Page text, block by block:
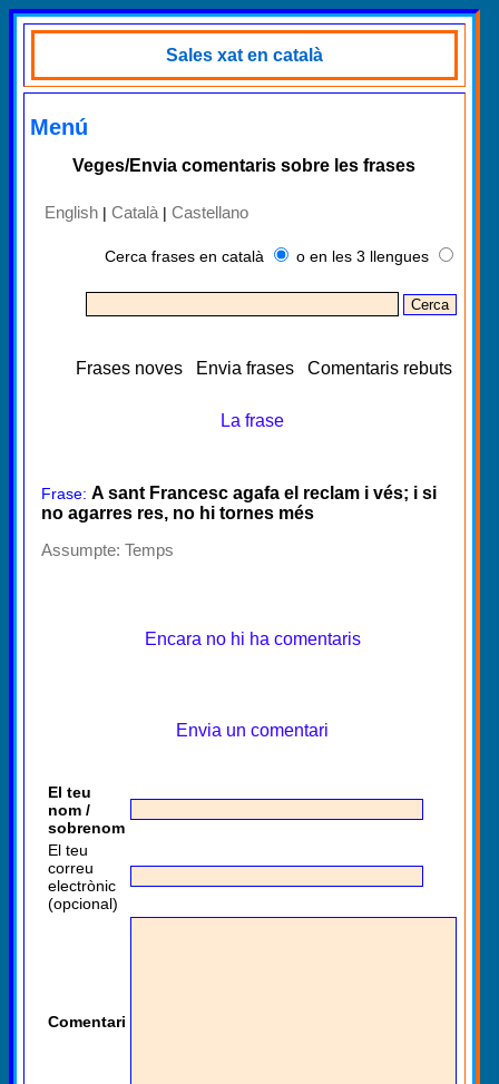
Sales xat en català
Menú
Veges/Envia comentaris sobre les frases
English | Català | Castellano
Cerca frases en català o en les 3 llengues
Frases noves Envia frases Comentaris rebuts
La frase
Frase: A sant Francesc agafa el reclam i vés; i si
no agarres res, no hi tornes més
Assumpte: Temps
Encara no hi ha comentaris
Envia un comentari
El teu
nom /
sobrenom
El teu
correu
electrònic
(opcional)
Comentari